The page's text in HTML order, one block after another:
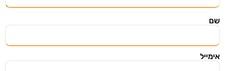
שם
אימייל
השארו מעודכנים
הירשמו ל"מצאתי שיתפתי" וקבלו אליכם למייל מוצרים
מובילים בעולם.